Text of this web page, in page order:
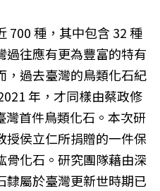
700 種，其中包含 32 種
過往應有更為豐富的特有
，過去臺灣的鳥類化石紀
年，才同樣由蔡政修
灣首件鳥類化石。本次研
授侯立仁所捐贈的一件保
骨化石。研究團隊藉由深
隸屬於臺灣更新世時期已